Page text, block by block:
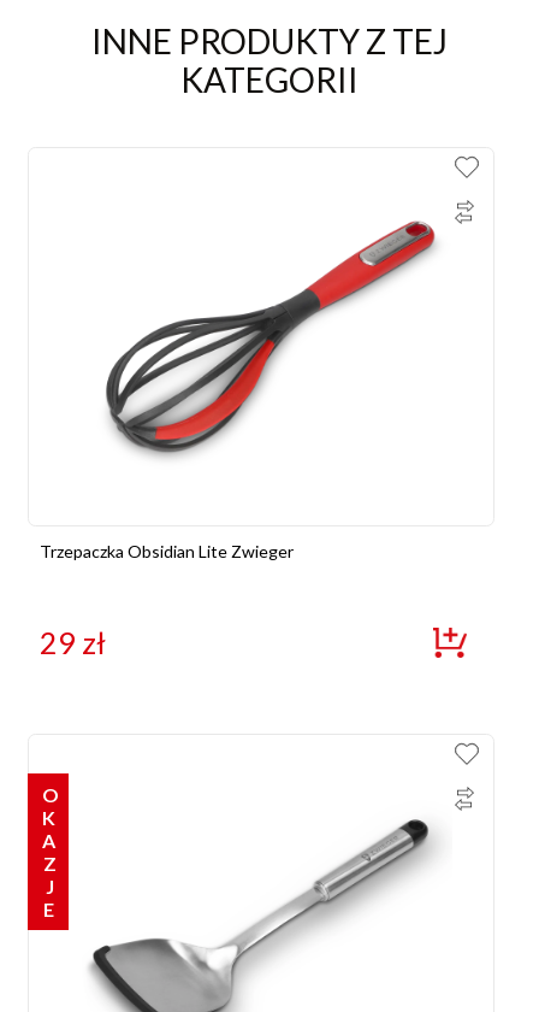
INNE PRODUKTY Z TEJ
KATEGORII
Trzepaczka Obsidian Lite Zwieger
29 zł
OKAZJE